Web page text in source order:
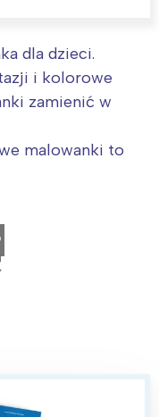
dla dzieci.
i kolorowe
zamienić w
malowanki to